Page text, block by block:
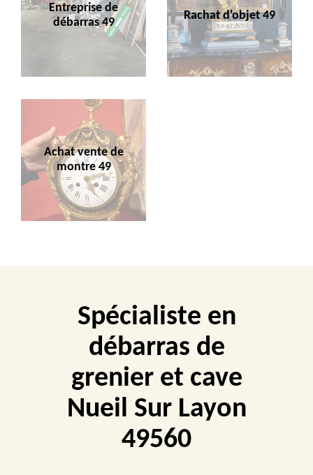
Entreprise de
débarras 49
Rachat d'objet 49
Achat vente de
montre 49
Spécialiste en
débarras de
grenier et cave
Nueil Sur Layon
49560